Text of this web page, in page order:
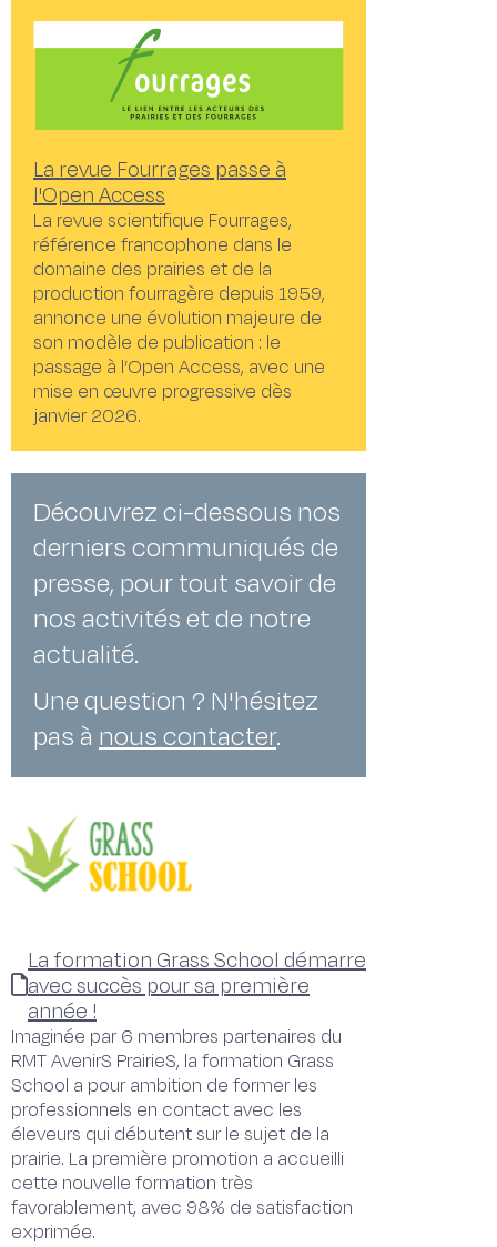
La revue Fourrages passe à
l'Open Access
La revue scientifique Fourrages,
référence francophone dans le
domaine des prairies et de la
production fourragère depuis 1959,
annonce une évolution majeure de
son modèle de publication : le
passage à l’Open Access, avec une
mise en œuvre progressive dès
janvier 2026.
Découvrez ci-dessous nos
derniers communiqués de
presse, pour tout savoir de
nos activités et de notre
actualité.
Une question ? N'hésitez
pas à nous contacter.
La formation Grass School démarre
avec succès pour sa première
année !
Imaginée par 6 membres partenaires du
RMT AvenirS PrairieS, la formation Grass
School a pour ambition de former les
professionnels en contact avec les
éleveurs qui débutent sur le sujet de la
prairie. La première promotion a accueilli
cette nouvelle formation très
favorablement, avec 98% de satisfaction
exprimée.